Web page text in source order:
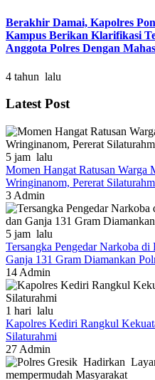
Berakhir Damai, Kapolres
Kampus Berikan Klarifikasi
Anggota Polres Dengan
4 tahun lalu
Latest Post
5 jam lalu
Momen Hangat Ratusan Warga
Wringinanom, Pererat
3 Admin
5 jam lalu
Tersangka Pengedar Narkoba
Ganja 131 Gram Diamankan
14 Admin
1 hari lalu
Kapolres Kediri Rangkul
Silaturahmi
27 Admin